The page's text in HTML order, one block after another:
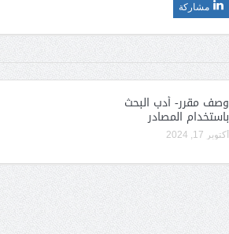
مشاركة
وصف مقرر- أدب البحث
باستخدام المصادر
أكتوبر 17, 2024